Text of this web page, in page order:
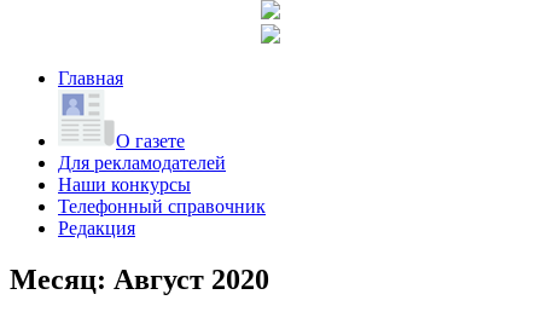
Главная
О газете
Для рекламодателей
Наши конкурсы
Телефонный справочник
Редакция
Месяц: Август 2020